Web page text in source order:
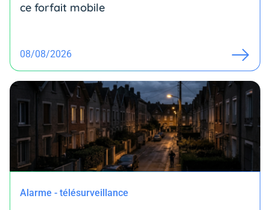
ce forfait mobile
08/08/2026
Alarme - télésurveillance